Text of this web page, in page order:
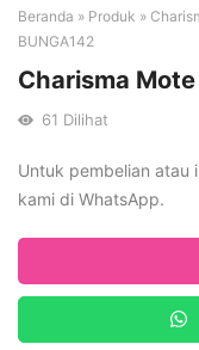
Beranda » Produk »
BUNGA142
Charisma
61 Dilihat
Untuk pembelian atau
kami di WhatsApp.